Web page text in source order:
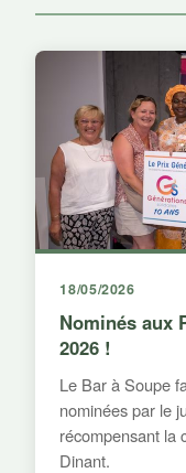
18/05/2026
Nominés aux
2026 !
Le Bar à Soupe
nominées par le
récompensant la
Dinant.